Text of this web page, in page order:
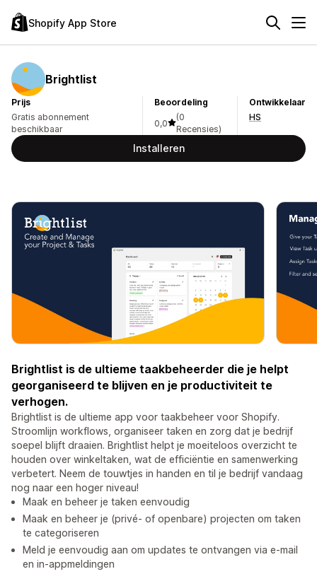
Shopify App Store
Brightlist
Prijs
Gratis abonnement
beschikbaar
Beoordeling
0,0
(0
Recensies)
Ontwikkelaar
HS
Installeren
Brightlist is de ultieme taakbeheerder die je helpt
georganiseerd te blijven en je productiviteit te
verhogen.
Brightlist is de ultieme app voor taakbeheer voor Shopify.
Stroomlijn workflows, organiseer taken en zorg dat je bedrijf
soepel blijft draaien. Brightlist helpt je moeiteloos overzicht te
houden over winkeltaken, wat de efficiëntie en samenwerking
verbetert. Neem de touwtjes in handen en til je bedrijf vandaag
nog naar een hoger niveau!
Maak en beheer je taken eenvoudig
Maak en beheer je (privé- of openbare) projecten om taken
te categoriseren
Meld je eenvoudig aan om updates te ontvangen via e-mail
en in-appmeldingen